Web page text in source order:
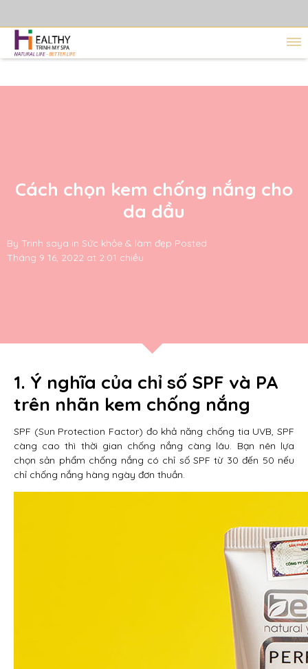
Cách chọn kem chống nắng cho
da dầu
By Trinh saya in Sức khỏe & làm đẹp Posted
Tháng 9 16, 2022 at 2:01 chiều
1. Ý nghĩa của chỉ số SPF và PA
trên nhãn kem chống nắng
SPF (Sun Protection Factor) đo khả năng chống tia UVB, SPF
càng cao thì thời gian chống nắng càng lâu. Bạn nên lựa
chọn sản phẩm chống nắng có chỉ số SPF từ 30 đến 50 nếu
chỉ chống nắng hàng ngày đơn thuần.